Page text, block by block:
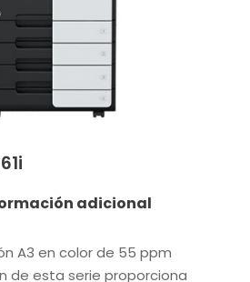
adicional
A3 en color de 55 ppm
de esta serie proporciona